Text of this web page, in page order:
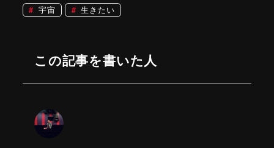
宇宙 生きたい
この記事を書いた人